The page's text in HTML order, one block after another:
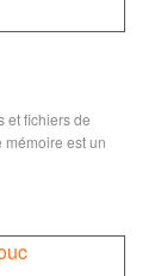
et fichiers de
est un